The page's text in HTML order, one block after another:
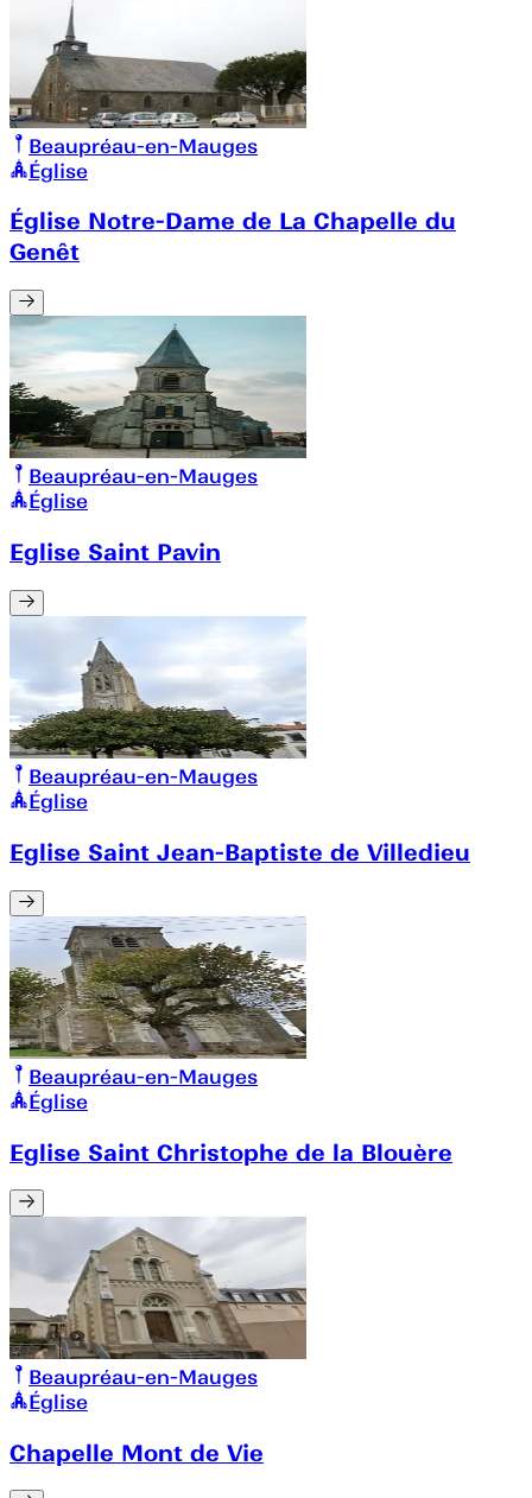
Beaupréau-en-Mauges
Église
Église Notre-Dame de La Chapelle du
Genêt
Beaupréau-en-Mauges
Église
Eglise Saint Pavin
Beaupréau-en-Mauges
Église
Eglise Saint Jean-Baptiste de Villedieu
Beaupréau-en-Mauges
Église
Eglise Saint Christophe de la Blouère
Beaupréau-en-Mauges
Église
Chapelle Mont de Vie